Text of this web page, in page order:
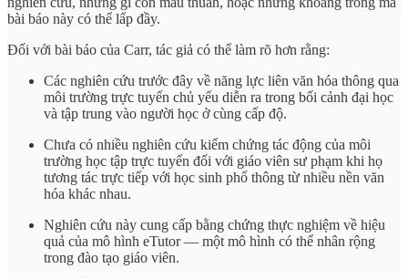
bài báo này có thể lấp đầy.
Đối với bài báo của Carr, tác giả có thể làm rõ hơn rằng:
Các nghiên cứu trước đây về năng lực liên văn hóa thông qua
môi trường trực tuyến chủ yếu diễn ra trong bối cảnh đại học
và tập trung vào người học ở cùng cấp độ.
Chưa có nhiều nghiên cứu kiểm chứng tác động của môi
trường học tập trực tuyến đối với giáo viên sư phạm khi họ
tương tác trực tiếp với học sinh phổ thông từ nhiều nền văn
hóa khác nhau.
Nghiên cứu này cung cấp bằng chứng thực nghiệm về hiệu
quả của mô hình eTutor — một mô hình có thể nhân rộng
trong đào tạo giáo viên.